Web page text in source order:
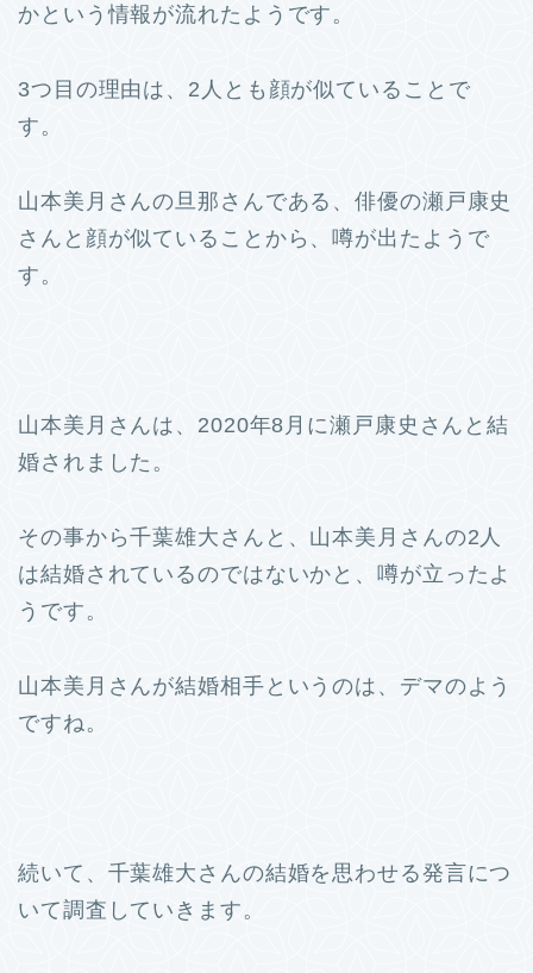
かという情報が流れたようです。
3つ目の理由は、2人とも顔が似ていることで
す。
山本美月さんの旦那さんである、俳優の瀬戸康史
さんと顔が似ていることから、噂が出たようで
す。
山本美月さんは、2020年8月に瀬戸康史さんと結
婚されました。
その事から千葉雄大さんと、山本美月さんの2人
は結婚されているのではないかと、噂が立ったよ
うです。
山本美月さんが結婚相手というのは、デマのよう
ですね。
続いて、千葉雄大さんの結婚を思わせる発言につ
いて調査していきます。